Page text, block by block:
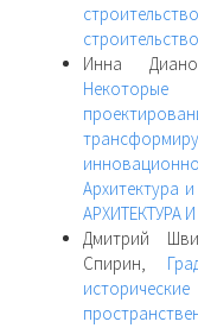
строительство
Инна
Архитектура
АРХИТЕКТУРА
Дмитрий
Спирин,